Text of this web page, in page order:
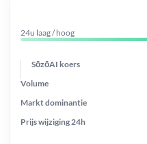
24u laag / hoog
SōzōAI koers
Prijs wijziging 24h
Markt dominantie
Volume